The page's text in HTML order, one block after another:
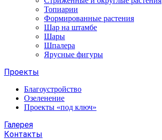
Топиарии
Формированные растения
Шар на штамбе
Шары
Шпалера
Ярусные фигуры
Проекты
Благоустройство
Озеленение
Проекты «под ключ»
Галерея
Контакты